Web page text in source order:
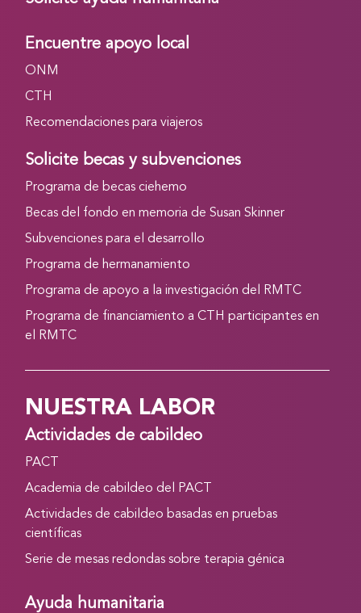
Encuentre apoyo local
ONM
CTH
Recomendaciones para viajeros
Solicite becas y subvenciones
Programa de becas ciehemo
Becas del fondo en memoria de Susan Skinner
Subvenciones para el desarrollo
Programa de hermanamiento
Programa de apoyo a la investigación del RMTC
Programa de financiamiento a CTH participantes en
el RMTC
NUESTRA LABOR
Actividades de cabildeo
PACT
Academia de cabildeo del PACT
Actividades de cabildeo basadas en pruebas
científicas
Serie de mesas redondas sobre terapia génica
Ayuda humanitaria